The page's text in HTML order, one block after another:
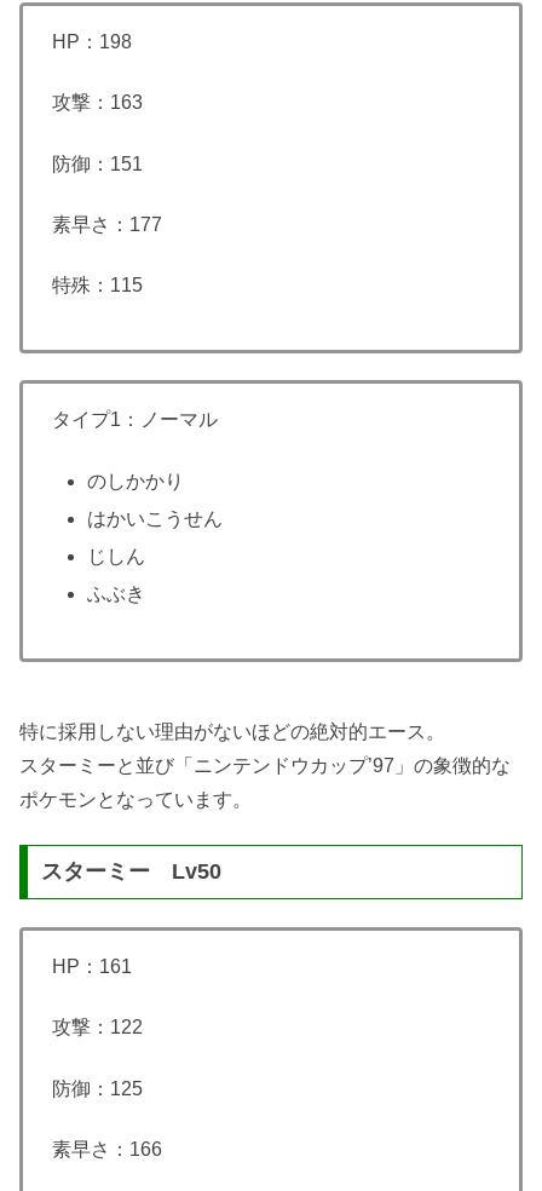
HP：198
攻撃：163
防御：151
素早さ：177
特殊：115
タイプ1：ノーマル
のしかかり
はかいこうせん
じしん
ふぶき
特に採用しない理由がないほどの絶対的エース。
スターミーと並び「ニンテンドウカップ’97」の象徴的な
ポケモンとなっています。
スターミー Lv50
HP：161
攻撃：122
防御：125
素早さ：166